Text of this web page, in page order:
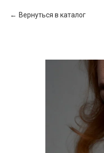
Вернуться в каталог